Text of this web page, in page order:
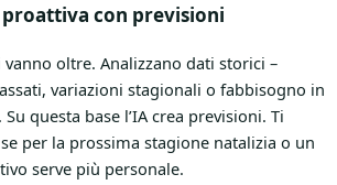
con previsioni
oltre. Analizzano dati storici –
variazioni stagionali o fabbisogno in
questa base l’IA crea previsioni. Ti
per la prossima stagione natalizia o un
serve più personale.